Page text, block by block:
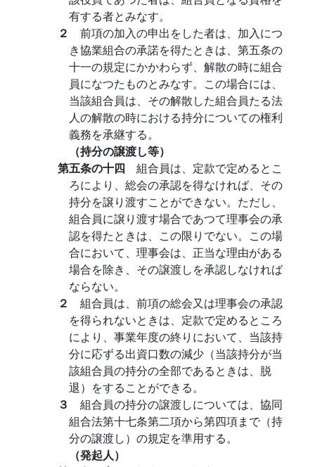
有する者とみなす。
２ 前項の加入の申出をした者は、加入につ
き協業組合の承諾を得たときは、第五条の
十一の規定にかかわらず、解散の時に組合
員になつたものとみなす。この場合には、
当該組合員は、その解散した組合員たる法
人の解散の時における持分についての権利
義務を承継する。
（持分の譲渡し等）
第五条の十四 組合員は、定款で定めるとこ
ろにより、総会の承認を得なければ、その
持分を譲り渡すことができない。ただし、
組合員に譲り渡す場合であつて理事会の承
認を得たときは、この限りでない。この場
合において、理事会は、正当な理由がある
場合を除き、その譲渡しを承認しなければ
ならない。
２ 組合員は、前項の総会又は理事会の承認
を得られないときは、定款で定めるところ
により、事業年度の終りにおいて、当該持
分に応ずる出資口数の減少（当該持分が当
該組合員の持分の全部であるときは、脱
退）をすることができる。
３ 組合員の持分の譲渡しについては、協同
組合法第十七条第二項から第四項まで（持
分の譲渡し）の規定を準用する。
（発起人）